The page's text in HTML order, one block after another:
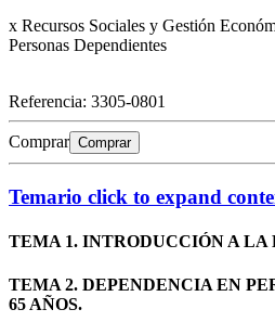
x Recursos Sociales y Gestión
Personas Dependientes
Referencia: 3305-0801
Comprar Comprar
Temario click to expand
TEMA 1. INTRODUCCIÓN A
TEMA 2. DEPENDENCIA EN
65 AÑOS.